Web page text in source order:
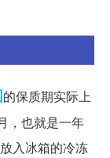
的保质期实际上
，也就是一年
入冰箱的冷冻